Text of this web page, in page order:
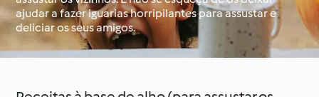
À volta do mundo com
o Cookidoo®
Aprenda com o
Cookidoo®
ajudar a fazer iguarias horripilantes para assustar e
deliciar os seus amigos.